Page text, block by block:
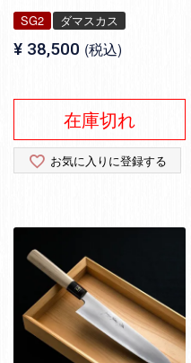
SG2 ダマスカス
¥ 38,500 税込
在庫切れ
お気に入りに登録する